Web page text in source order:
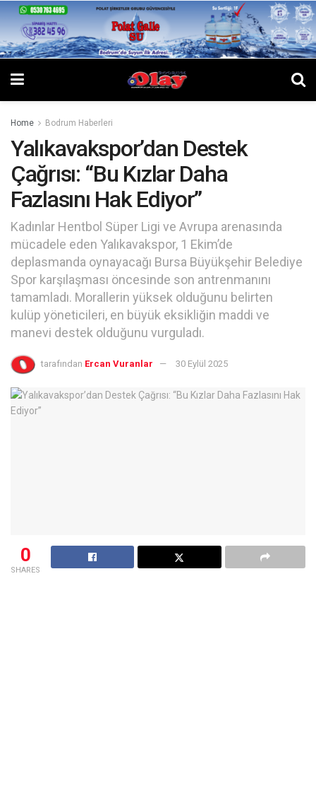
Home Bodrum Haberleri
Yalıkavakspor’dan Destek
Çağrısı: “Bu Kızlar Daha
Fazlasını Hak Ediyor”
Kadınlar Hentbol Süper Ligi ve Avrupa arenasında
mücadele eden Yalıkavakspor, 1 Ekim’de
deplasmanda oynayacağı Bursa Büyükşehir Belediye
Spor karşılaşması öncesinde son antrenmanını
tamamladı. Morallerin yüksek olduğunu belirten
kulüp yöneticileri, en büyük eksikliğin maddi ve
manevi destek olduğunu vurguladı.
tarafından Ercan Vuranlar 30 Eylül 2025
0
SHARES